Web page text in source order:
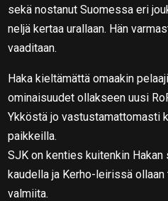
sekä nostanut Suomessa eri
neljä kertaa urallaan. Hän
vaaditaan.
Haka kieltämättä omaakin
ominaisuudet ollakseen uusi
Ykköstä jo vastustamattomasti
paikkeilla.
SJK on kenties kuitenkin Hakan
kaudella ja Kerho-leirissä
valmiita.